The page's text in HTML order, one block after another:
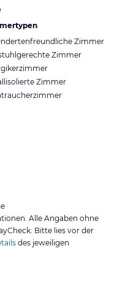
Zimmer
Zimmer
Zimmer
Alle Angaben ohne
Bitte lies vor der
des jeweiligen